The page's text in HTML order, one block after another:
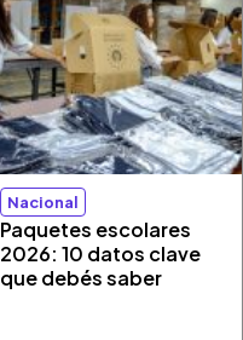
Nacional
Paquetes escolares
2026: 10 datos clave
que debés saber